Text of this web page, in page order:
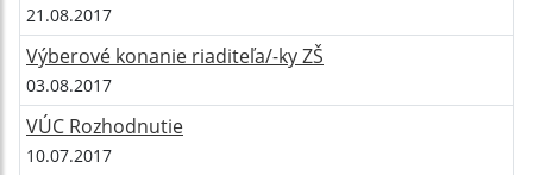
21.08.2017
Výberové konanie riaditeľa/-ky ZŠ
03.08.2017
VÚC Rozhodnutie
10.07.2017